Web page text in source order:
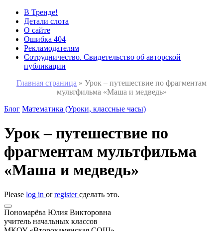
В Тренде!
Детали слота
О сайте
Ошибка 404
Рекламодателям
Сотрудничество. Свидетельство об авторской
публикации
Главная страница » Урок – путешествие по фрагментам
мультфильма «Маша и медведь»
Блог Математика (Уроки, классные часы)
Урок – путешествие по
фрагментам мультфильма
«Маша и медведь»
Please log in orregisterсделать это.
Пономарёва Юлия Викторовна
учитель начальных классов